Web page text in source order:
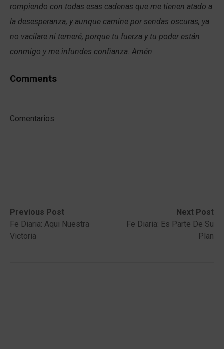
rompiendo con todas esas cadenas que me tienen atado a
la desesperanza, y aunque camine por sendas oscuras, ya
no vacilare ni temeré, porque tu fuerza y tu poder están
conmigo y me infundes confianza. Amén
Comments
Comentarios
Post
navigation
Previous Post
Previous
post:Fe Diaria: Aqui Nuestra
Victoria
Next Post
Next
post:
Fe Diaria: Es Parte De Su
Plan